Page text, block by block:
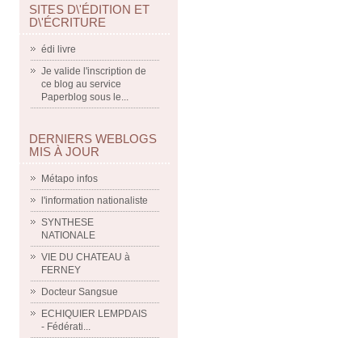
SITES D\'ÉDITION ET
D\'ÉCRITURE
édi livre
Je valide l'inscription de
ce blog au service
Paperblog sous le...
DERNIERS WEBLOGS
MIS À JOUR
Métapo infos
l'information nationaliste
SYNTHESE
NATIONALE
VIE DU CHATEAU à
FERNEY
Docteur Sangsue
ECHIQUIER LEMPDAIS
- Fédérati...